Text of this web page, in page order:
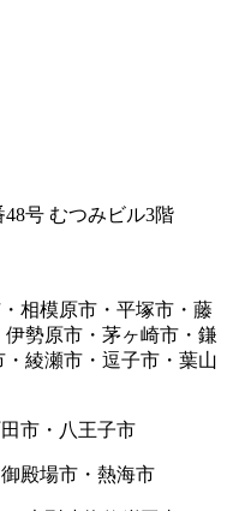
号 むつみビル3階
相模原市・平塚市・藤
勢原市・茅ヶ崎市・鎌
綾瀬市・逗子市・葉山
市・八王子市
殿場市・熱海市